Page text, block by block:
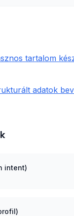
tartalom
adatok
intent)